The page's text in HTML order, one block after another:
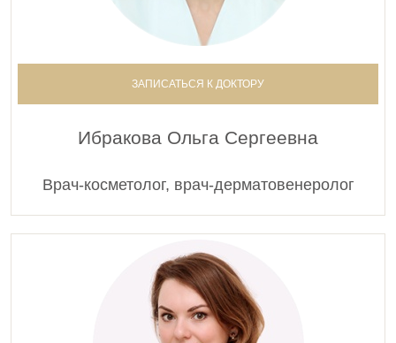
ЗАПИСАТЬСЯ К ДОКТОРУ
Ибракова Ольга Сергеевна
Врач-косметолог, врач-дерматовенеролог